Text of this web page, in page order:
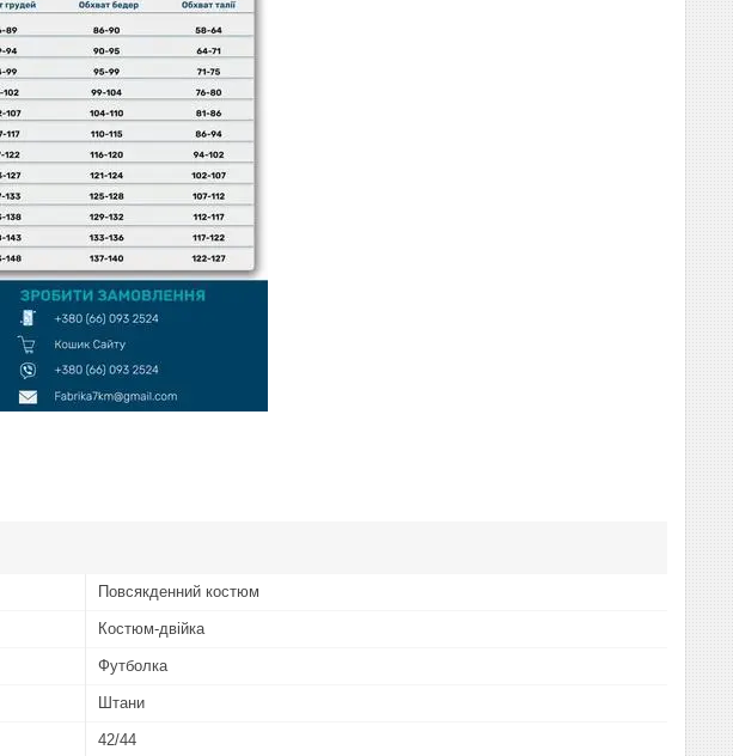
Повсякденний костюм
Костюм-двійка
Футболка
Штани
42/44